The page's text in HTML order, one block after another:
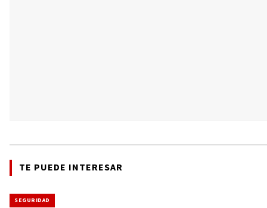
TE PUEDE INTERESAR
SEGURIDAD